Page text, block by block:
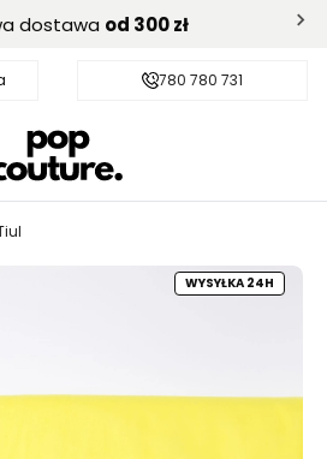
dostawa od 300 zł
Darmowa dostawa od 300 zł
780 780 731
WYSYŁKA 24H